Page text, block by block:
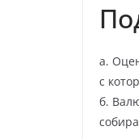
а.
с
б.